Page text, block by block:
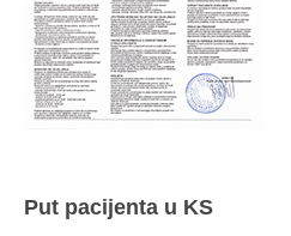
Put pacijenta u KS